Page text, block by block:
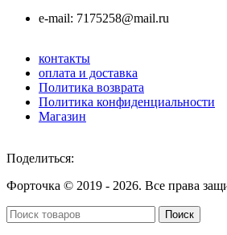
e-mail: 7175258@mail.ru
контакты
оплата и доставка
Политика возврата
Политика конфиденциальности
Магазин
Поделиться:
Форточка © 2019 - 2026. Все права
Поиск